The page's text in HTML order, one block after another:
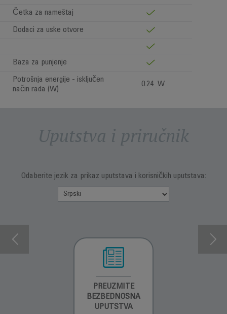
Četka za nameštaj
Dodaci za uske otvore
Baza za punjenje
Potrošnja energije - isključen
način rada (W)
0.24 W
Uputstva i priručnik
Odaberite jezik za prikaz uputstava i korisničkih uputstava:
PREUZMITE
BEZBEDNOSNA
UPUTSTVA